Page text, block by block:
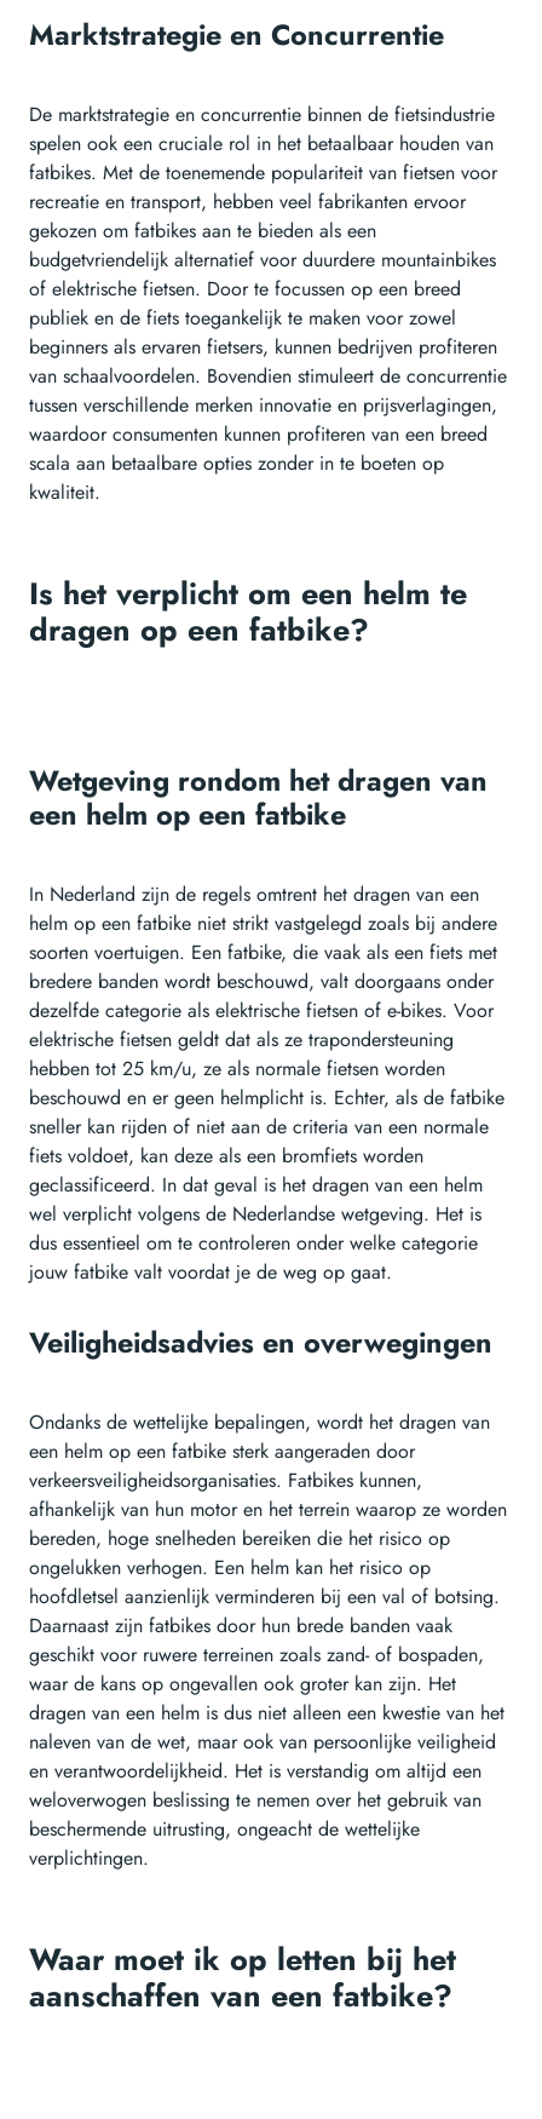
Marktstrategie en Concurrentie
De marktstrategie en concurrentie binnen de fietsindustrie
spelen ook een cruciale rol in het betaalbaar houden van
fatbikes. Met de toenemende populariteit van fietsen voor
recreatie en transport, hebben veel fabrikanten ervoor
gekozen om fatbikes aan te bieden als een
budgetvriendelijk alternatief voor duurdere mountainbikes
of elektrische fietsen. Door te focussen op een breed
publiek en de fiets toegankelijk te maken voor zowel
beginners als ervaren fietsers, kunnen bedrijven profiteren
van schaalvoordelen. Bovendien stimuleert de concurrentie
tussen verschillende merken innovatie en prijsverlagingen,
waardoor consumenten kunnen profiteren van een breed
scala aan betaalbare opties zonder in te boeten op
kwaliteit.
Is het verplicht om een helm te
dragen op een fatbike?
Wetgeving rondom het dragen van
een helm op een fatbike
In Nederland zijn de regels omtrent het dragen van een
helm op een fatbike niet strikt vastgelegd zoals bij andere
soorten voertuigen. Een fatbike, die vaak als een fiets met
bredere banden wordt beschouwd, valt doorgaans onder
dezelfde categorie als elektrische fietsen of e-bikes. Voor
elektrische fietsen geldt dat als ze trapondersteuning
hebben tot 25 km/u, ze als normale fietsen worden
beschouwd en er geen helmplicht is. Echter, als de fatbike
sneller kan rijden of niet aan de criteria van een normale
fiets voldoet, kan deze als een bromfiets worden
geclassificeerd. In dat geval is het dragen van een helm
wel verplicht volgens de Nederlandse wetgeving. Het is
dus essentieel om te controleren onder welke categorie
jouw fatbike valt voordat je de weg op gaat.
Veiligheidsadvies en overwegingen
Ondanks de wettelijke bepalingen, wordt het dragen van
een helm op een fatbike sterk aangeraden door
verkeersveiligheidsorganisaties. Fatbikes kunnen,
afhankelijk van hun motor en het terrein waarop ze worden
bereden, hoge snelheden bereiken die het risico op
ongelukken verhogen. Een helm kan het risico op
hoofdletsel aanzienlijk verminderen bij een val of botsing.
Daarnaast zijn fatbikes door hun brede banden vaak
geschikt voor ruwere terreinen zoals zand- of bospaden,
waar de kans op ongevallen ook groter kan zijn. Het
dragen van een helm is dus niet alleen een kwestie van het
naleven van de wet, maar ook van persoonlijke veiligheid
en verantwoordelijkheid. Het is verstandig om altijd een
weloverwogen beslissing te nemen over het gebruik van
beschermende uitrusting, ongeacht de wettelijke
verplichtingen.
Waar moet ik op letten bij het
aanschaffen van een fatbike?